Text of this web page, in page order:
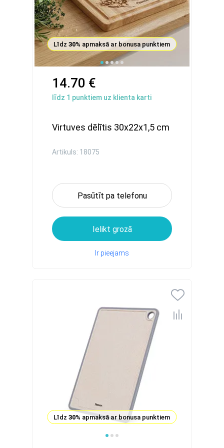
Līdz 30% apmaksā ar bonusa punktiem
14.70 €
līdz 1 punktiem uz klienta karti
Virtuves dēlītis 30x22x1,5 cm
Artikuls: 18075
Pasūtīt pa telefonu
Ielikt grozā
Ir pieejams
Līdz 30% apmaksā ar bonusa punktiem